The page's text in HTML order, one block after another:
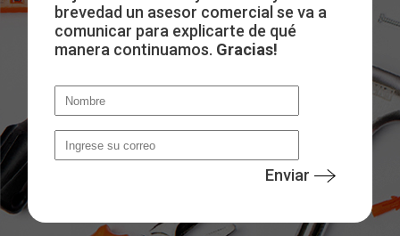
brevedad un asesor comercial se va a
comunicar para explicarte de qué
manera continuamos. Gracias!
Enviar